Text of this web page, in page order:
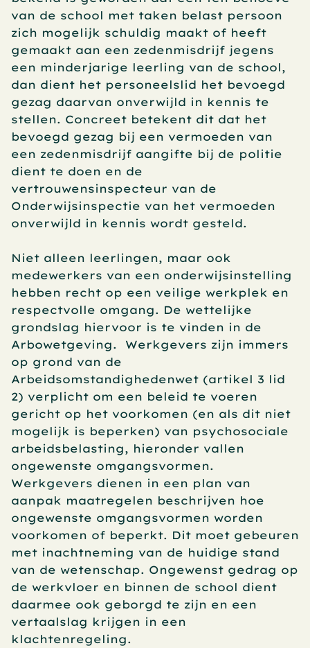
van de school met taken belast persoon
zich mogelijk schuldig maakt of heeft
gemaakt aan een zedenmisdrijf jegens
een minderjarige leerling van de school,
dan dient het personeelslid het bevoegd
gezag daarvan onverwijld in kennis te
stellen. Concreet betekent dit dat het
bevoegd gezag bij een vermoeden van
een zedenmisdrijf aangifte bij de politie
dient te doen en de
vertrouwensinspecteur van de
Onderwijsinspectie van het vermoeden
onverwijld in kennis wordt gesteld.
Niet alleen leerlingen, maar ook
medewerkers van een onderwijsinstelling
hebben recht op een veilige werkplek en
respectvolle omgang. De wettelijke
grondslag hiervoor is te vinden in de
Arbowetgeving.  Werkgevers zijn immers
op grond van de
Arbeidsomstandighedenwet (artikel 3 lid
2) verplicht om een beleid te voeren
gericht op het voorkomen (en als dit niet
mogelijk is beperken) van psychosociale
arbeidsbelasting, hieronder vallen
ongewenste omgangsvormen.
Werkgevers dienen in een plan van
aanpak maatregelen beschrijven hoe
ongewenste omgangsvormen worden
voorkomen of beperkt. Dit moet gebeuren
met inachtneming van de huidige stand
van de wetenschap. Ongewenst gedrag op
de werkvloer en binnen de school dient
daarmee ook geborgd te zijn en een
vertaalslag krijgen in een
klachtenregeling.